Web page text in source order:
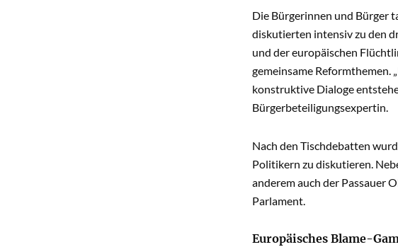
Die Bürgerinnen und Bürger
diskutierten intensiv zu den
und der europäischen
gemeinsame Reformthemen.
konstruktive Dialoge
Bürgerbeteiligungsexpertin.
Nach den Tischdebatten
Politikern zu diskutieren.
anderem auch der Passauer
Parlament.
Europäisches Blame-